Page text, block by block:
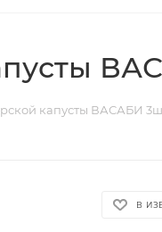
капусты ВАСАБИ
В